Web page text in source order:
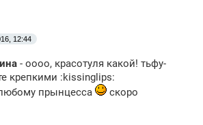
12:44
- оооо, красотуля какой! тьфу-
крепкими :kissinglips:
прынцесса
скоро